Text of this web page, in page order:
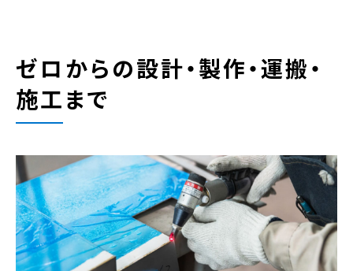
ゼロからの設計・製作・運搬・
施工まで